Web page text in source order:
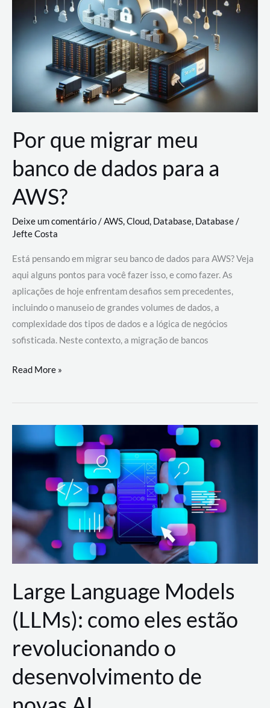
AWS
Por que migrar meu
banco de dados para a
AWS?
Deixe um comentário/AWS,Cloud, Database, Database/
Jefte Costa
Está pensando em migrar seu banco de dados para AWS? Veja
aqui alguns pontos para você fazer isso, e como fazer. As
aplicações de hoje enfrentam desafios sem precedentes,
incluindo o manuseio de grandes volumes de dados, a
complexidade dos tipos de dados e a lógica de negócios
sofisticada. Neste contexto, a migração de bancos
Por
migrar
de
a
AWS?
Read More »
Large Language Models
(LLMs): como eles estão
revolucionando o
desenvolvimento de